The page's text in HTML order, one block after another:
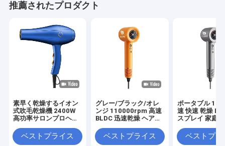
推薦されたプロダクト
素早く乾燥するイオン
式吹毛乾燥機 2400W
高功率サロンプロヘア
ベストプライス
グレー/ブラック/オレ
ンジ 110000rpm 高速
BLDC 迅速乾燥 ヘアド
ベストプライス
ポータブル
速 快速 乾燥
スプレイ 家庭
イヤー
ベストプラ